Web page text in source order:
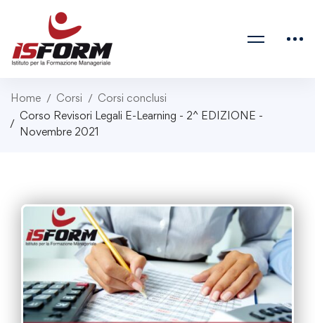
Home Corsi
Corsi conclusi
Corso Revisori Legali E-Learning - 2^ EDIZIONE -
Novembre 2021